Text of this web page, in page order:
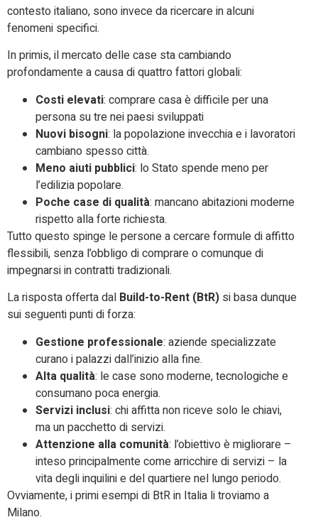
contesto italiano, sono invece da ricercare in alcuni
fenomeni specifici.
In primis, il mercato delle case sta cambiando
profondamente a causa di quattro fattori globali:
Costi elevati: comprare casa è difficile per una
persona su tre nei paesi sviluppati
Nuovi bisogni: la popolazione invecchia e i lavoratori
cambiano spesso città.
Meno aiuti pubblici: lo Stato spende meno per
l’edilizia popolare.
Poche case di qualità: mancano abitazioni moderne
rispetto alla forte richiesta.
Tutto questo spinge le persone a cercare formule di affitto
flessibili, senza l’obbligo di comprare o comunque di
impegnarsi in contratti tradizionali.
La risposta offerta dal Build-to-Rent (BtR) si basa dunque
sui seguenti punti di forza:
Gestione professionale: aziende specializzate
curano i palazzi dall’inizio alla fine.
Alta qualità: le case sono moderne, tecnologiche e
consumano poca energia.
Servizi inclusi: chi affitta non riceve solo le chiavi,
ma un pacchetto di servizi.
Attenzione alla comunità: l’obiettivo è migliorare –
inteso principalmente come arricchire di servizi – la
vita degli inquilini e del quartiere nel lungo periodo.
Ovviamente, i primi esempi di BtR in Italia li troviamo a
Milano.